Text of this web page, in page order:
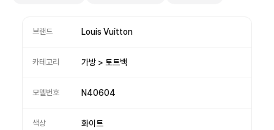
브랜드 Louis Vuitton
카테고리 가방 > 토트백
모델번호 N40604
색상 화이트